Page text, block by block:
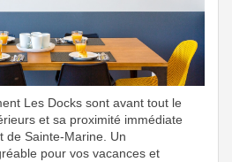
Les Docks sont avant tout le
et sa proximité immédiate
de Sainte-Marine. Un
pour vos vacances et